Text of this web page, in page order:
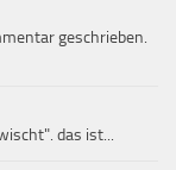
geschrieben.
das ist...